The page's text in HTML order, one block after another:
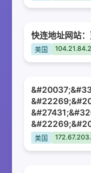
快连地址网站
美国
美国